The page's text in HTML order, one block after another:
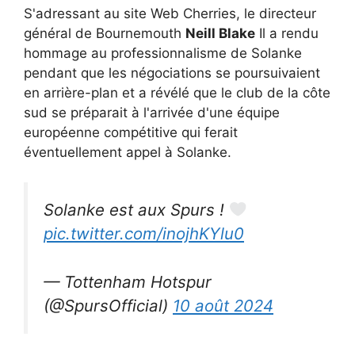
S'adressant au site Web Cherries, le directeur
général de Bournemouth Neill Blake Il a rendu
hommage au professionnalisme de Solanke
pendant que les négociations se poursuivaient
en arrière-plan et a révélé que le club de la côte
sud se préparait à l'arrivée d'une équipe
européenne compétitive qui ferait
éventuellement appel à Solanke.
Solanke est aux Spurs !
pic.twitter.com/inojhKYlu0
— Tottenham Hotspur
(@SpursOfficial) 10 août 2024